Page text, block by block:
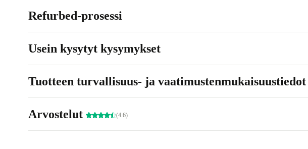
Refurbed-prosessi
Usein kysytyt kysymykset
Tuotteen turvallisuus- ja vaatimustenmukaisuustiedot
Arvostelut (4.6)